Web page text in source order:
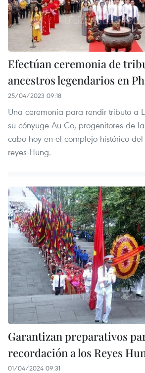
Efectúan ceremonia de
ancestros legendarios en
25/04/2023 09:18
Una ceremonia para rendir tributo a
su cónyuge Au Co, progenitores de
cabo hoy en el complejo histórico del
reyes Hung.
Garantizan preparativos
recordación a los Reyes
01/04/2024 09:31